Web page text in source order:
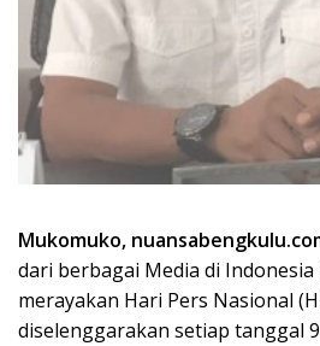
Mukomuko,
dari berbagai Media di
merayakan Hari Pers Nasional
diselenggarakan setiap tanggal